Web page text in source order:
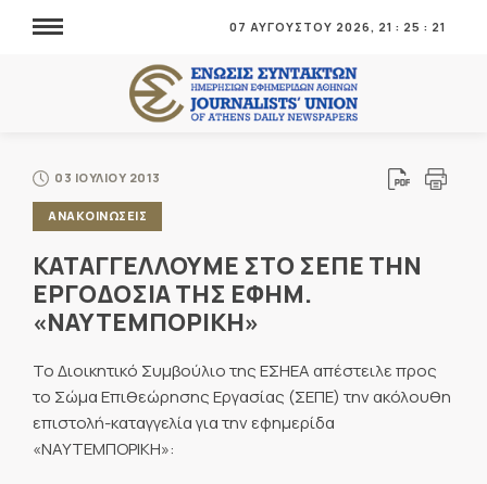
07 ΑΥΓΟΥΣΤΟΥ 2026, 21 : 25 : 21
03 ΙΟΥΛΙΟΥ 2013
ΑΝΑΚΟΙΝΩΣΕΙΣ
ΚΑΤΑΓΓΕΛΛΟΥΜΕ ΣΤΟ ΣΕΠΕ ΤΗΝ
ΕΡΓΟΔΟΣΙΑ ΤΗΣ ΕΦΗΜ.
«ΝΑΥΤΕΜΠΟΡΙΚΗ»
Το Διοικητικό Συμβούλιο της ΕΣΗΕΑ απέστειλε προς
το Σώμα Επιθεώρησης Εργασίας (ΣΕΠΕ) την ακόλουθη
επιστολή-καταγγελία για την εφημερίδα
«ΝΑΥΤΕΜΠΟΡΙΚΗ»: